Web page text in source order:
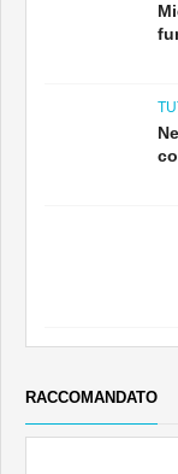
RACCOMANDATO